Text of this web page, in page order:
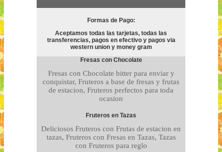
Formas de Pago:
Aceptamos todas las tarjetas, todas las
transferencias, pagos en efectivo y pagos via
western union y money gram
Fresas con Chocolate
Fresas con Chocolate bitter para enviar y
conquistar, Fruteros a base de fresas y frutas
de estacion, Fruteros perfectos para toda
ocasion
Fruteros en Tazas
Deliciosos Fruteros con Frutas de estacion en
tazas, Fruteros con Fresas en Tazas, Tazas
con Fruteros para reglo